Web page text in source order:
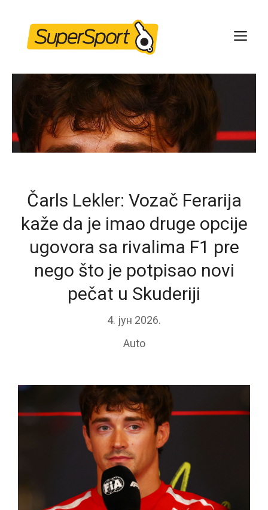
content
Čarls Lekler: Vozač Ferarija
kaže da je imao druge opcije
ugovora sa rivalima F1 pre
nego što je potpisao novi
pečat u Skuderiji
4. јун 2026.
Auto